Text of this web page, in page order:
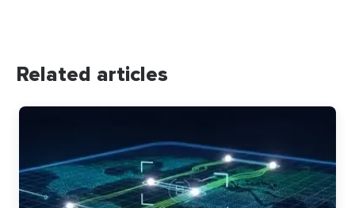
Related articles